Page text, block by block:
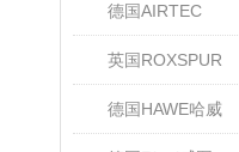
德国AIRTEC
英国ROXSPUR
德国HAWE哈威